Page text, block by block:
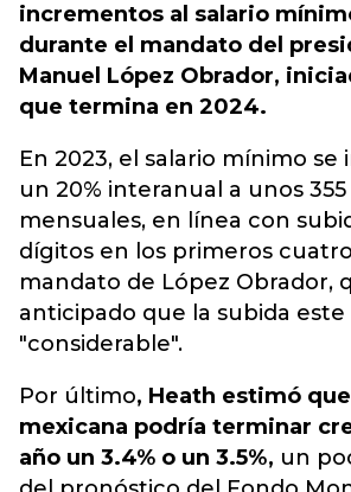
incrementos al salario
durante el mandato del
Manuel López Obrador,
que termina en 2024.
En 2023, el salario mínimo
un 20% interanual a unos
mensuales, en línea con
dígitos en los primeros
mandato de López Obrador,
anticipado que la subida este
"considerable".
Por último, Heath estimó
mexicana podría terminar
año un 3.4% o un 3.5%, un